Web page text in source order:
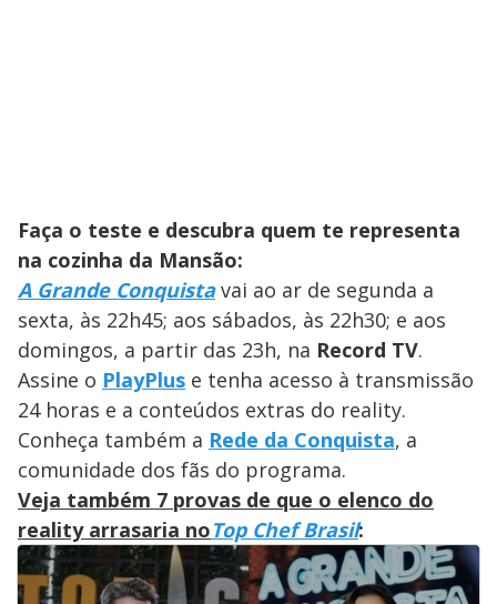
Faça o teste e descubra quem te representa
na cozinha da Mansão:
A Grande Conquistavai ao ar de segunda a
sexta, às 22h45; aos sábados, às 22h30; e aos
domingos, a partir das 23h, na Record TV.
Assine o PlayPlus e tenha acesso à transmissão
24 horas e a conteúdos extras do reality.
Conheça também a Rede da Conquista, a
comunidade dos fãs do programa.
Veja também 7 provas de que o elenco do
reality arrasaria noTop Chef Brasil: